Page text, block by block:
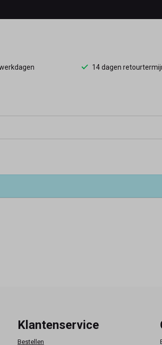
14 dagen
Klantenservice
Bestellen